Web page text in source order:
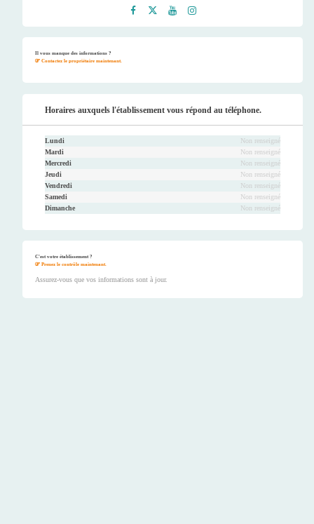
Il vous manque des informations ?
Contactez le propriétaire maintenant.
Horaires auxquels l'établissement vous répond au téléphone.
Lundi
Non renseigné
Mardi
Non renseigné
Mercredi
Non renseigné
Jeudi
Non renseigné
Vendredi
Non renseigné
Samedi
Non renseigné
Dimanche
Non renseigné
C'est votre établissement ?
Prenez le contrôle maintenant.
Assurez-vous que vos informations sont à jour.